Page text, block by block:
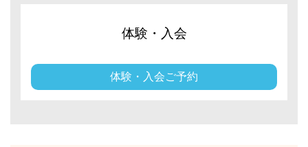
体験・入会
体験・入会ご予約